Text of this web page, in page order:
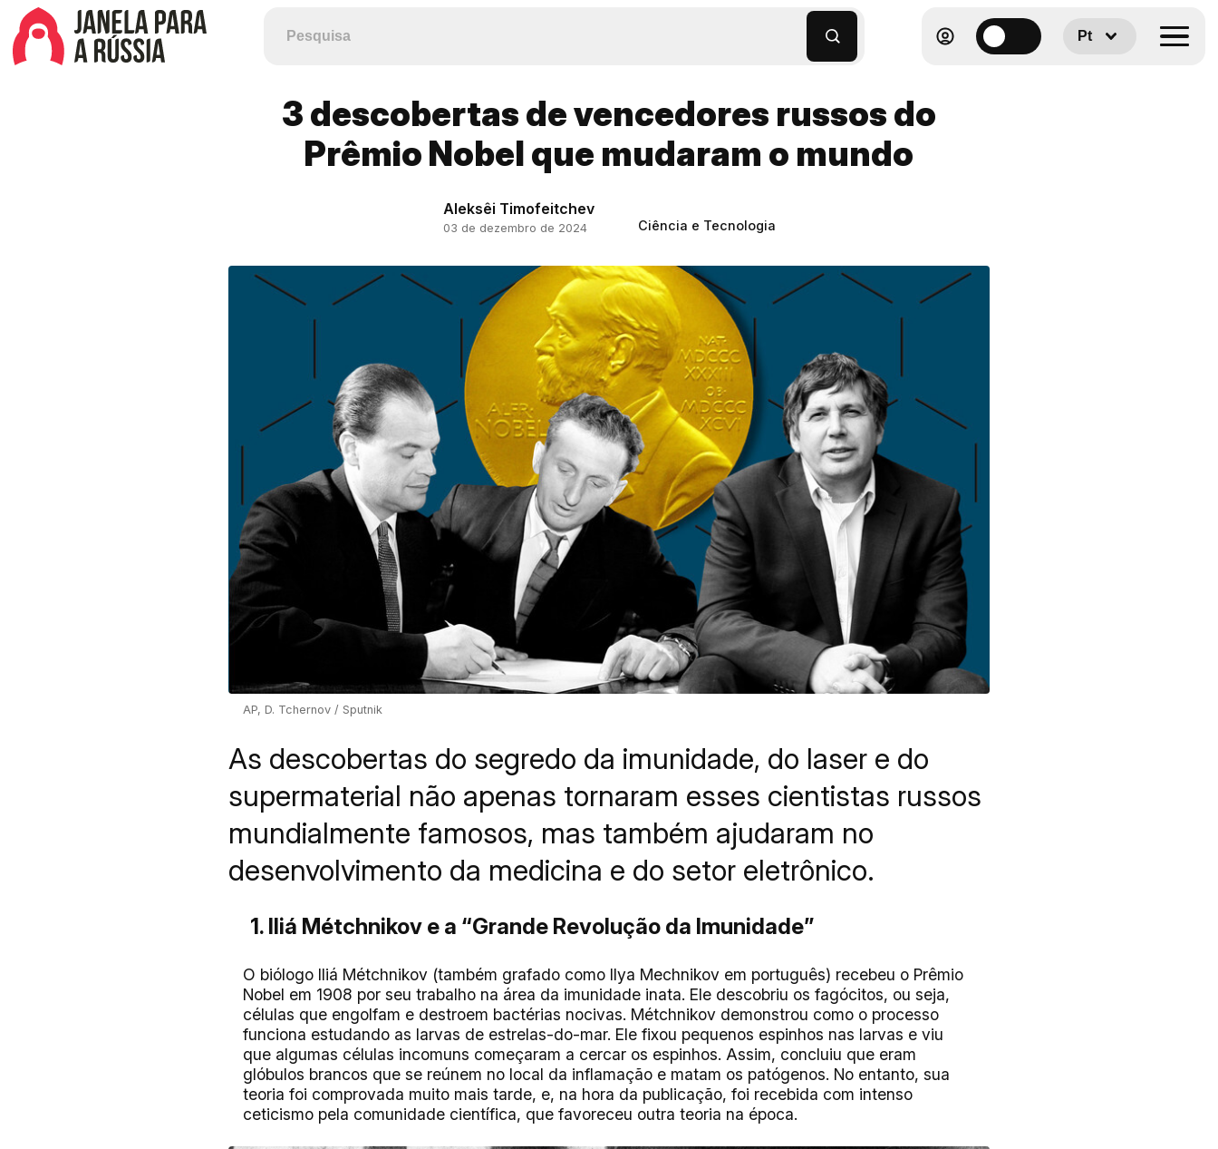
Pt
3 descobertas de vencedores russos do
Prêmio Nobel que mudaram o mundo
Aleksêi Timofeitchev
03 de dezembro de 2024 Ciência e Tecnologia
AP, D. Tchernov / Sputnik
As descobertas do segredo da imunidade, do laser e do
supermaterial não apenas tornaram esses cientistas russos
mundialmente famosos, mas também ajudaram no
desenvolvimento da medicina e do setor eletrônico.
1. Iliá Métchnikov e a “Grande Revolução da Imunidade”
O biólogo Iliá Métchnikov (também grafado como Ilya Mechnikov em português) recebeu o Prêmio
Nobel em 1908 por seu trabalho na área da imunidade inata. Ele descobriu os fagócitos, ou seja,
células que engolfam e destroem bactérias nocivas. Métchnikov demonstrou como o processo
funciona estudando as larvas de estrelas-do-mar. Ele fixou pequenos espinhos nas larvas e viu
que algumas células incomuns começaram a cercar os espinhos. Assim, concluiu que eram
glóbulos brancos que se reúnem no local da inflamação e matam os patógenos. No entanto, sua
teoria foi comprovada muito mais tarde, e, na hora da publicação, foi recebida com intenso
ceticismo pela comunidade científica, que favoreceu outra teoria na época.